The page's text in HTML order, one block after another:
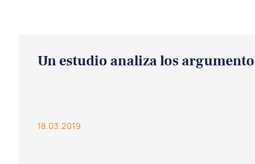
Un estudio analiza los
18.03.2019